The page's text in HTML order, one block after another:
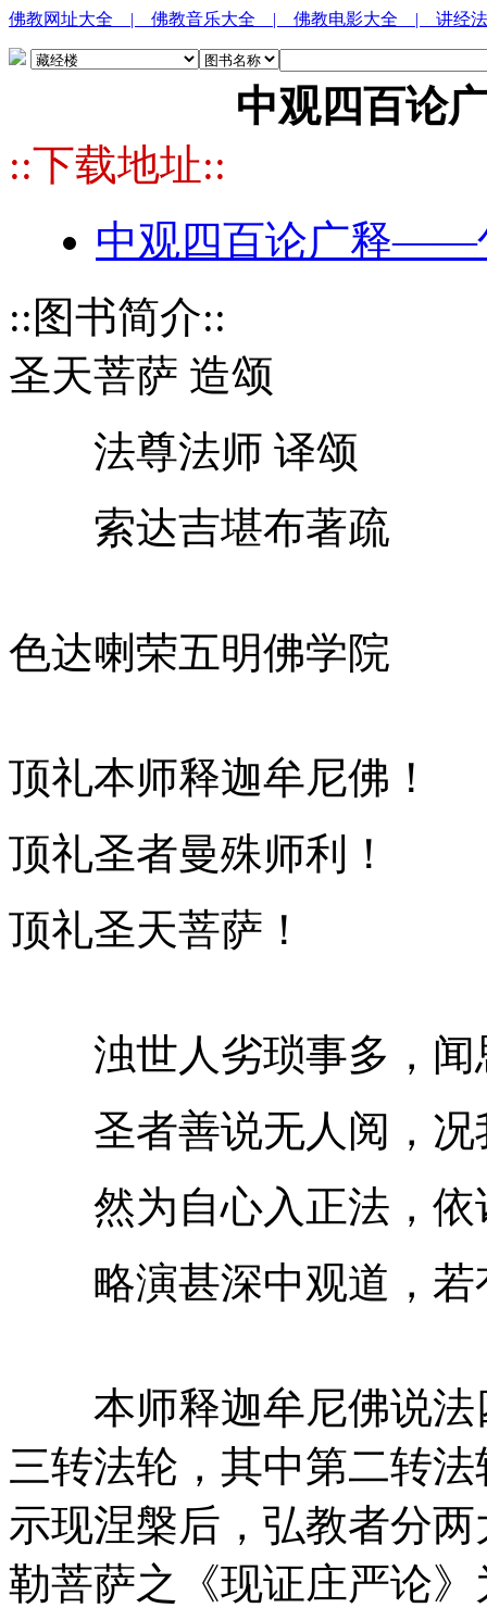
佛教网址大全 | 佛教音乐大全 | 佛教电影大全 | 讲经
中观四百论
::下载地址::
中观四百论广释——
::图书简介::
圣天菩萨 造颂
法尊法师 译颂
索达吉堪布著疏
色达喇荣五明佛学院
顶礼本师释迦牟尼佛！
顶礼圣者曼殊师利！
顶礼圣天菩萨！
浊世人劣琐事多，闻
圣者善说无人阅，况
然为自心入正法，依
略演甚深中观道，若
本师释迦牟尼佛说法
三转法轮，其中第二转
示现涅槃后，弘教者分
勒菩萨之《现证庄严论